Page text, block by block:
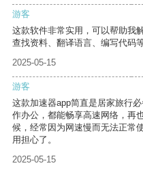
游客
这款软件非常实用，可以帮助我
查找资料、翻译语言、编写代码等
2025-05-15
游客
这款加速器app简直是居家旅行
作办公，都能畅享高速网络，再
候，经常因为网速慢而无法正常
用担心了。
2025-05-15